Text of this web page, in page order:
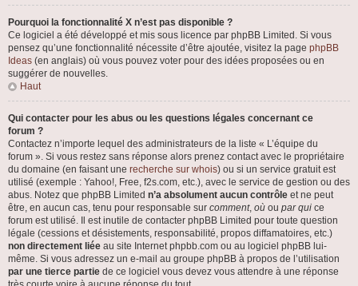
Pourquoi la fonctionnalité X n’est pas disponible ?
Ce logiciel a été développé et mis sous licence par phpBB Limited. Si vous
pensez qu’une fonctionnalité nécessite d’être ajoutée, visitez la page phpBB
Ideas (en anglais) où vous pouvez voter pour des idées proposées ou en
suggérer de nouvelles.
Haut
Qui contacter pour les abus ou les questions légales concernant ce
forum ?
Contactez n’importe lequel des administrateurs de la liste « L’équipe du
forum ». Si vous restez sans réponse alors prenez contact avec le propriétaire
du domaine (en faisant une recherche sur whois) ou si un service gratuit est
utilisé (exemple : Yahoo!, Free, f2s.com, etc.), avec le service de gestion ou des
abus. Notez que phpBB Limited n’a absolument aucun contrôle et ne peut
être, en aucun cas, tenu pour responsable sur comment, où ou par qui ce
forum est utilisé. Il est inutile de contacter phpBB Limited pour toute question
légale (cessions et désistements, responsabilité, propos diffamatoires, etc.)
non directement liée au site Internet phpbb.com ou au logiciel phpBB lui-
même. Si vous adressez un e-mail au groupe phpBB à propos de l’utilisation
par une tierce partie de ce logiciel vous devez vous attendre à une réponse